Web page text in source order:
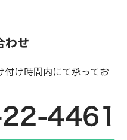
わせ
付け時間内にて承ってお